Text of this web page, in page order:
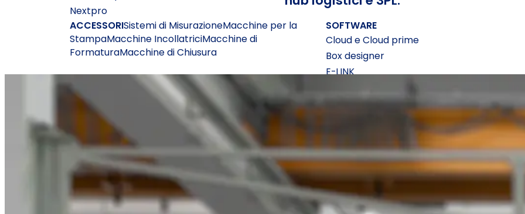
Nextpro
ACCESSORISistemi di MisurazioneMacchine per la
StampaMacchine IncollatriciMacchine di
FormaturaMacchine di Chiusura
VEDI TUTTI I PRODOTTI
SOFTWARE
Cloud e Cloud prime
Box designer
E-LINK
Qbox
© 2026 PANOTEC® Srl Unipersonale